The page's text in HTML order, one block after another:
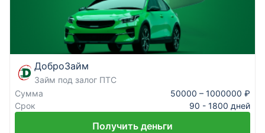
ДоброЗайм
Займ под залог ПТС
Сумма
50000 – 1000000 ₽
Срок
90 - 1800 дней
Получить деньги